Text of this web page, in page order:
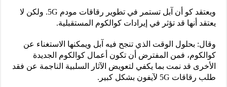
ويعتقد كو أن آبل تستمر في تطوير رقاقات مودم 5G. ولكن لا
يعتقد أنها قد تؤثر في إيرادات كوالكوم المستقبلية.
وقال: بحلول الوقت الذي تنجح فيه آبل ويمكنها الاستغناء عن
كوالكوم، فمن المفترض أن تكون أعمال كوالكوم الجديدة
الأخرى قد نمت بما يكفي لتعويض الآثار السلبية الناجمة عن فقد
طلب رقاقات 5G لآيفون بشكل كبير.